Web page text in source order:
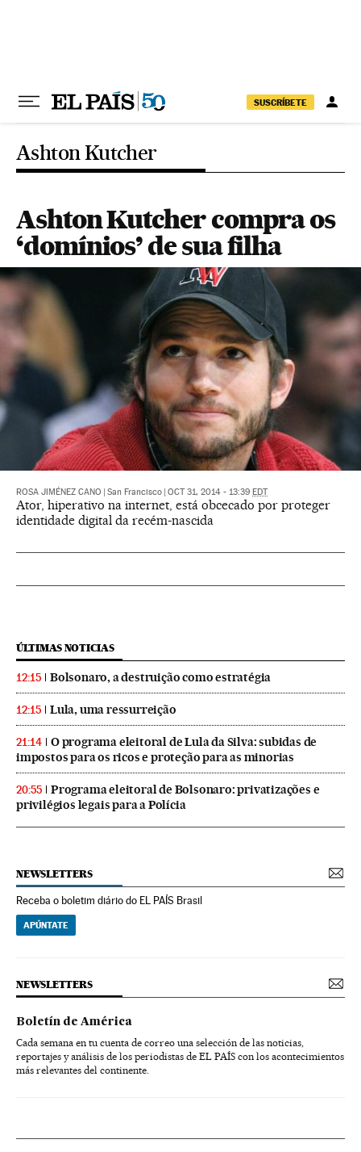
SUSCRÍBETE
Ashton Kutcher
Ashton Kutcher compra os
‘domínios’ de sua filha
ROSA JIMÉNEZ CANO San Francisco OCT 31, 2014 - 13:39 EDT
Ator, hiperativo na internet, está obcecado por proteger
identidade digital da recém-nascida
ÚLTIMAS NOTICIAS
12:15 Bolsonaro, a destruição como estratégia
12:15 Lula, uma ressurreição
21:14
O programa eleitoral de Lula da Silva: subidas de
impostos para os ricos e proteção para as minorias
20:55
Programa eleitoral de Bolsonaro: privatizações e
privilégios legais para a Polícia
NEWSLETTERS
Receba o boletim diário do EL PAÍS Brasil
APÚNTATE
NEWSLETTERS
Boletín de América
Cada semana en tu cuenta de correo una selección de las noticias,
reportajes y análisis de los periodistas de EL PAÍS con los acontecimientos
más relevantes del continente.